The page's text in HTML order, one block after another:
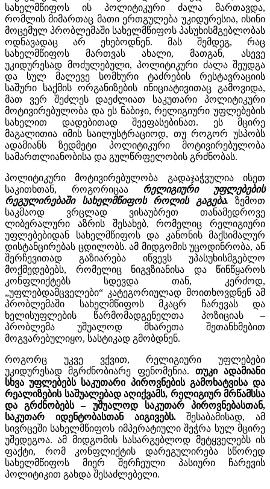
სახელმწიფოს ის პოლიტიკური ძალა მართავდა,
რომლის მიმართაც მათი ერთგულება უკიდურესია, ისინი
მოცემულ პრობლემაში სახელმწიფოს პასუხისმგებლობას
ოდნავადაც არ ეხებოდნენ. მას შემდეგ, რაც
სახელმწიფოს მართვას ახალი, მათგან, ასევე
უკიდურესად მოძულებული, პოლიტიკური ძალა შეუდგა
და სულ მალევე სომხური ტაძრების რესტავრაციის
საშური საქმის ორგანიზების ინიციატივითაც გამოვიდა,
მათ ვერ შეძლეს დაეძლიათ საკუთარი პოლიტიკური
მოტივირებულობა და ეს ნაბიჯი, რელიგიური უფლებების
სახელით დადებითად შეეფასებინათ. ეს მცირე
მაგალითია იმის საილუსტრაციოდ, თუ როგორ უსპობს
ადამიანს ზედმეტი პოლიტიკური მოტივირებულობა
სამართლიანობისა და გულწრფელობის გრძნობას.
პოლიტიკური მოტივირებულობა გადაჯაჭვულია ისეთ
საკითხთან, როგორიცაა რელიგიური უფლებების
რეგულირებაში სახელმწიფოს როლის გაგება. ზემოთ
საკმაოდ ვრცლად ვისაუბრეთ თანამედროვე
ლიბერალური აზრის შესახებ, რომელიც რელიგიური
უფლებებიდან სახელმწიფოს და კანონის მაქსიმალურ
დისტანცირებას ცდილობს. ამ მიდგომის უცოდინრობა, ან
შერჩევითად გაზიარება იწვევს უპასუხისმგებლო
მოქმედებებს, რომელიც ნიგვზიანისა და წინწყაროს
კონფლიქტებს სდევდა თან, კერძოდ,
„უფლებდამცველები“ კატეგორიულად მოითხოვდნენ ამ
პრობლემაში სახელმწიფოს მკაცრ ჩარევას და
ხელისუფლების წარმომადგენელთა პოზიციას –
პრობლემა უშუალოდ მხარეთა შეთანხმებით
მოგვარებულიყო, სასტიკად გმობდნენ.
როგორც უკვე ვქვით, რელიგიური უფლებები
უკიდურესად მგრძნობიარე ფენომენია. თუკი ადამიანი
სხვა უფლებებს საკუთარი პიროვნების გამოხატვისა და
რეალიზების საშუალებად აღიქვამს, რელიგიურ მრწამსსა
და გრძნობებს – უშუალოდ საკუთარ პიროვნებასთან,
საკუთარ იდენტობასთან აიგივებს.შესაბამისად, ამ
სივრცეში სახელმწიფოს იმპერატიული შეჭრა სულ მცირე
უშედეგოა. ამ მიდგომის სასარგებლოდ მეტყველებს ის
ფაქტი, რომ კონფლიქტის დარეგულირება სწორედ
სახელმწიფოს მიერ შერჩეული პასიური ჩარევის
პოლიტიკით გახდა შესაძლებელი.